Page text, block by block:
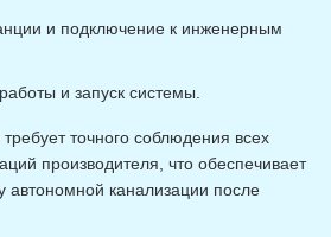
и подключение к инженерным
и запуск системы.
точного соблюдения всех
производителя, что обеспечивает
автономной канализации после